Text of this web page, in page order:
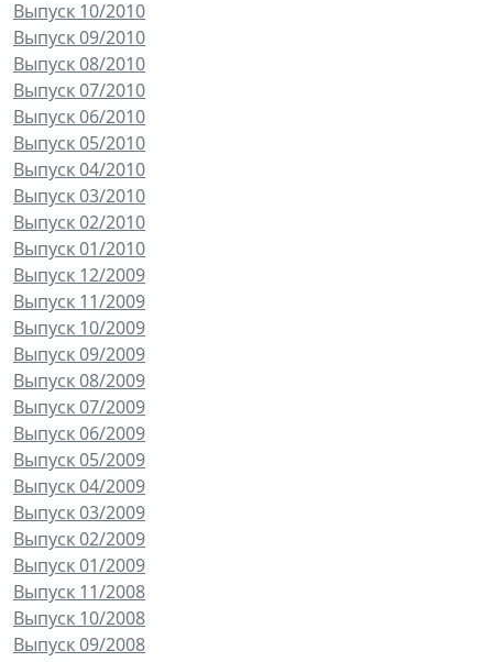
Выпуск 10/2010
Выпуск 09/2010
Выпуск 08/2010
Выпуск 07/2010
Выпуск 06/2010
Выпуск 05/2010
Выпуск 04/2010
Выпуск 03/2010
Выпуск 02/2010
Выпуск 01/2010
Выпуск 12/2009
Выпуск 11/2009
Выпуск 10/2009
Выпуск 09/2009
Выпуск 08/2009
Выпуск 07/2009
Выпуск 06/2009
Выпуск 05/2009
Выпуск 04/2009
Выпуск 03/2009
Выпуск 02/2009
Выпуск 01/2009
Выпуск 11/2008
Выпуск 10/2008
Выпуск 09/2008